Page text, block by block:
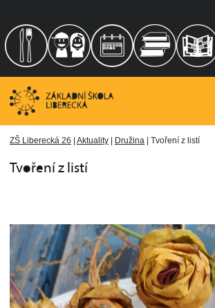
obsah
ZŠ Liberecká 26 | Aktuality | Družina | Tvoření z listí
Tvoření z listí